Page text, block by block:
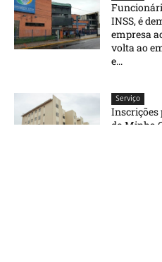
INSS, é
empresa
volta ao
e...
Serviço
do Minha